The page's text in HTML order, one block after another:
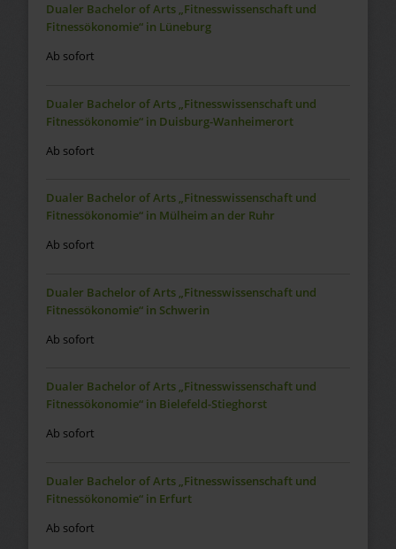
Dualer Bachelor of Arts „Fitnesswissenschaft und
Fitnessökonomie“ in Lüneburg
Ab sofort
Dualer Bachelor of Arts „Fitnesswissenschaft und
Fitnessökonomie“ in Duisburg-Wanheimerort
Ab sofort
Dualer Bachelor of Arts „Fitnesswissenschaft und
Fitnessökonomie“ in Mülheim an der Ruhr
Ab sofort
Dualer Bachelor of Arts „Fitnesswissenschaft und
Fitnessökonomie“ in Schwerin
Ab sofort
Dualer Bachelor of Arts „Fitnesswissenschaft und
Fitnessökonomie“ in Bielefeld-Stieghorst
Ab sofort
Dualer Bachelor of Arts „Fitnesswissenschaft und
Fitnessökonomie“ in Erfurt
Ab sofort